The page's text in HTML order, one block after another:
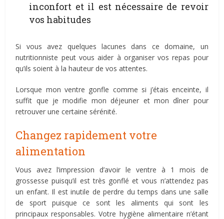
inconfort et il est nécessaire de revoir
vos habitudes
Si vous avez quelques lacunes dans ce domaine, un
nutritionniste peut vous aider à organiser vos repas pour
qu’ils soient à la hauteur de vos attentes.
Lorsque mon ventre gonfle comme si j’étais enceinte, il
suffit que je modifie mon déjeuner et mon dîner pour
retrouver une certaine sérénité.
Changez rapidement votre
alimentation
Vous avez l’impression d’avoir le ventre à 1 mois de
grossesse puisqu’il est très gonflé et vous n’attendez pas
un enfant. Il est inutile de perdre du temps dans une salle
de sport puisque ce sont les aliments qui sont les
principaux responsables. Votre hygiène alimentaire n’étant